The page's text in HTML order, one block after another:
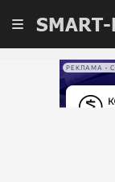
SMART-
РЕКЛАМА •